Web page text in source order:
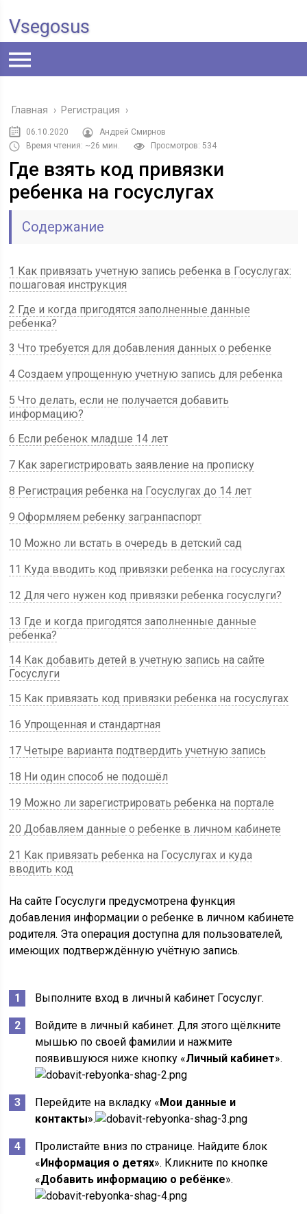
Vsegosus
Главная › Регистрация ›
06.10.2020
Андрей Смирнов
Время чтения: ~26 мин.
Просмотров: 534
Где взять код привязки
ребенка на госуслугах
Содержание
1 Как привязать учетную запись ребенка в Госуслугах:
пошаговая инструкция
2 Где и когда пригодятся заполненные данные
ребенка?
3 Что требуется для добавления данных о ребенке
4 Создаем упрощенную учетную запись для ребенка
5 Что делать, если не получается добавить
информацию?
6 Если ребенок младше 14 лет
7 Как зарегистрировать заявление на прописку
8 Регистрация ребенка на Госуслугах до 14 лет
9 Оформляем ребенку загранпаспорт
10 Можно ли встать в очередь в детский сад
11 Куда вводить код привязки ребенка на госуслугах
12 Для чего нужен код привязки ребенка госуслуги?
13 Где и когда пригодятся заполненные данные
ребенка?
14 Как добавить детей в учетную запись на сайте
Госуслуги
15 Как привязать код привязки ребенка на госуслугах
16 Упрощенная и стандартная
17 Четыре варианта подтвердить учетную запись
18 Ни один способ не подошёл
19 Можно ли зарегистрировать ребенка на портале
20 Добавляем данные о ребенке в личном кабинете
21 Как привязать ребенка на Госуслугах и куда
вводить код
На сайте Госуслуги предусмотрена функция
добавления информации о ребенке в личном кабинете
родителя. Эта операция доступна для пользователей,
имеющих подтверждённую учётную запись.
Выполните вход в личный кабинет Госуслуг.
Войдите в личный кабинет. Для этого щёлкните
мышью по своей фамилии и нажмите
появившуюся ниже кнопку «Личный кабинет».
Перейдите на вкладку «Мои данные и
контакты».
Пролистайте вниз по странице. Найдите блок
«Информация о детях». Кликните по кнопке
«Добавить информацию о ребёнке».